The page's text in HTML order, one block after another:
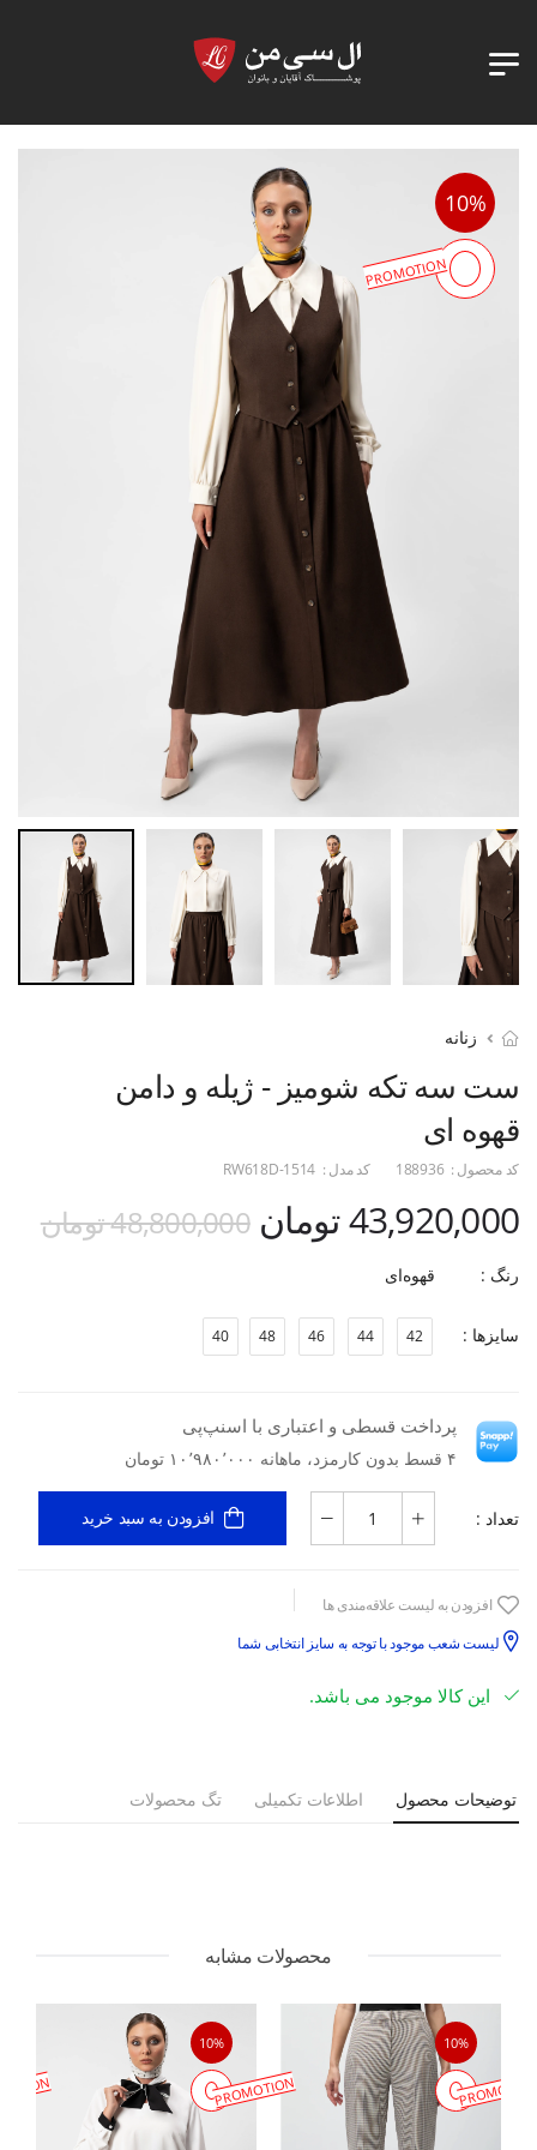
10%
PROMOTION
زنانه
ست سه تکه شومیز - ژیله و دامن
قهوه ای
کد محصول : 188936 کد مدل : RW618D-1514
43,920,000 تومان 48,800,000 تومان
رنگ : قهوه‌ای
سایزها : 42
44
46
48
40
پرداخت قسطی و اعتباری با اسنپ‌پی
۴ قسط بدون کارمزد، ماهانه ۱۰٬۹۸۰٬۰۰۰ تومان
تعداد : افزودن به سبد خرید
افزودن به لیست علاقه‌مندی ها
لیست شعب موجود با توجه به سایز انتخابی شما
این کالا موجود می باشد.
توضیحات محصول اطلاعات تکمیلی تگ محصولات
محصولات مشابه
10%
10%
PROMOTION